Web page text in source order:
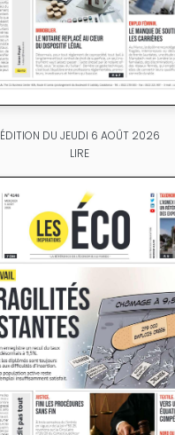
ÉDITION DU JEUDI 6 AOÛT 2026
LIRE